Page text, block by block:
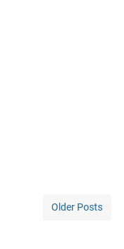
Older Posts